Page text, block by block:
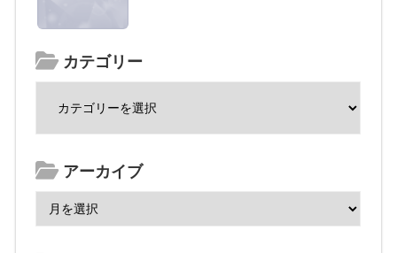
カテゴリー
アーカイブ